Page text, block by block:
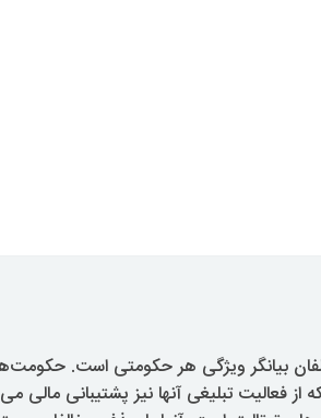
بیانگر ویژگی هر حکومتی است.
از فعالیت تبلیغی آنها نیز پشتیبانی مالی